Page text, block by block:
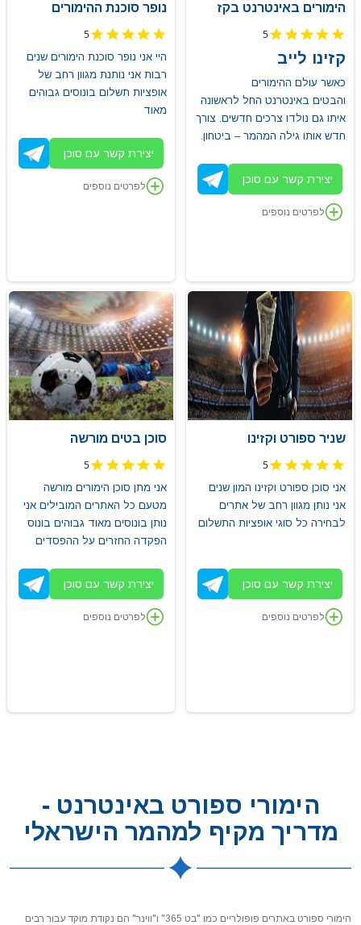
הימורים באינטרנט בקז
5
קזינו לייב
כאשר עולם ההימורים
והבטים באינטרנט החל לראשונה
איתו גם נולדו צרכים חדשים. צורך
חדש אותו גילה המהמר – ביטחון.
יצירת קשר עם סוכן
לפרטים נוספים
נופר סוכנת ההימורים
5
היי אני נופר סוכנת הימורים שנים
רבות אני נותנת מגוון רחב של
אופציות תשלום בונוסים גבוהים
מאוד
יצירת קשר עם סוכן
לפרטים נוספים
שניר ספורט וקזינו
5
אני סוכן ספורט וקזינו המון שנים
אני נותן מגוון רחב של אתרים
לבחירה כל סוגי אופציות התשלום
יצירת קשר עם סוכן
לפרטים נוספים
סוכן בטים מורשה
5
אני מתן סוכן הימורים מורשה
מטעם כל האתרים המובילים אני
נותן בונוסים מאוד גבוהים בונוס
הפקדה החזרים על ההפסדים
יצירת קשר עם סוכן
לפרטים נוספים
הימורי ספורט באינטרנט -
מדריך מקיף למהמר הישראלי
הימורי ספורט באתרים פופולריים כמו "בט 365" ו"ווינר" הם נקודת מוקד עבור רבים